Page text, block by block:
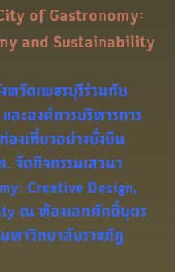
of Gastronomy:
and Sustainability
หวัดเพชรบุรีร่วมกับ
ละองค์การบริหารการ
เที่ยวอย่างยั่งยืน
จัดกิจกรรมเสวนา
Creative Design,
ณ ห้องเอกศักดิ์บุตร
หาวิทยาลัยราชภัฏ